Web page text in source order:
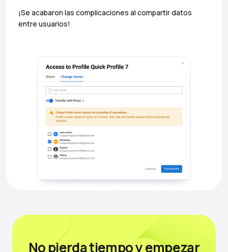
¡Se acabaron las complicaciones al compartir datos
entre usuarios!
No pierda tiempoy empezar